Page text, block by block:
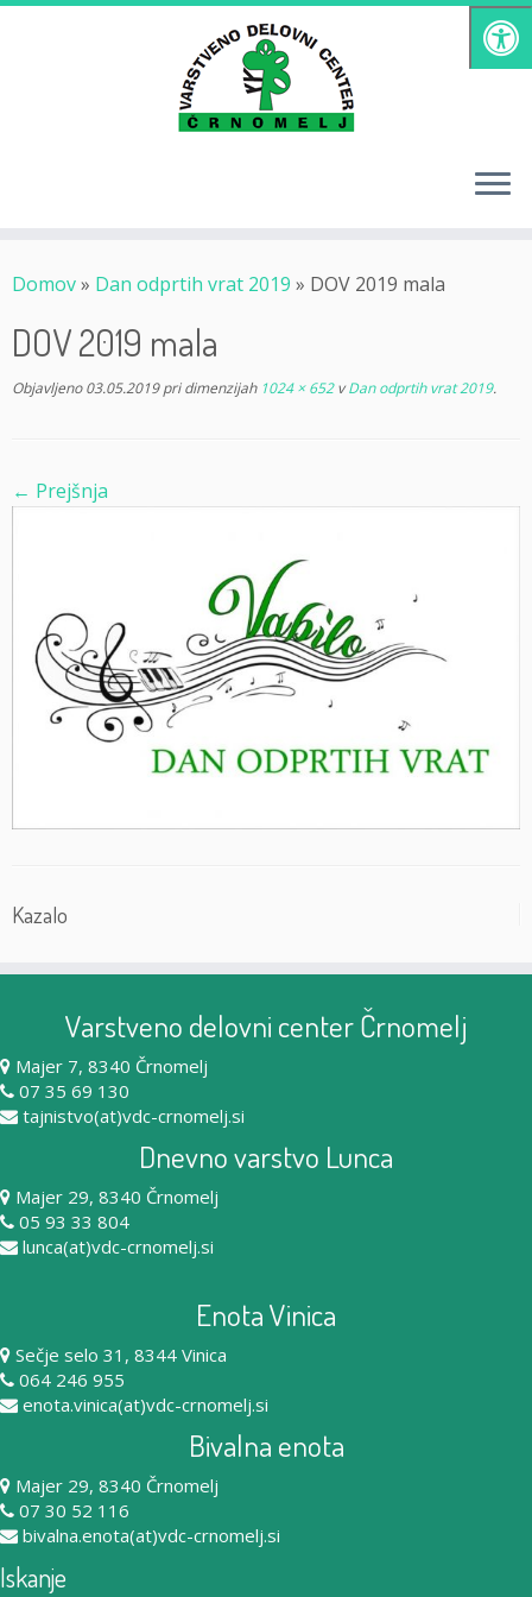
Skoči
Domov» Dan odprtih vrat 2019 » DOV 2019 mala
DOV 2019 mala
Objavljeno 03.05.2019pri dimenzijah1024 × 652vDan odprtih vrat 2019.
← Prejšnja
Kazalo
Varstveno delovni center Črnomelj
Majer 7, 8340 Črnomelj
07 35 69 130
tajnistvo(at)vdc-crnomelj.si
Dnevno varstvo Lunca
Majer 29, 8340 Črnomelj
05 93 33 804
lunca(at)vdc-crnomelj.si
Enota Vinica
Sečje selo 31, 8344 Vinica
064 246 955
enota.vinica(at)vdc-crnomelj.si
Bivalna enota
Majer 29, 8340 Črnomelj
07 30 52 116
bivalna.enota(at)vdc-crnomelj.si
Iskanje